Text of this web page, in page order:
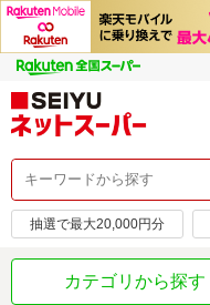
抽選で最大20,000円分
カテゴリから探す